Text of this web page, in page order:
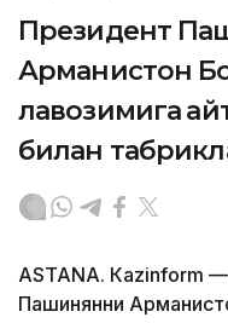
Президент
Арманистон
лавозимига
билан
ASTANА. Кazinform
Пашинянни